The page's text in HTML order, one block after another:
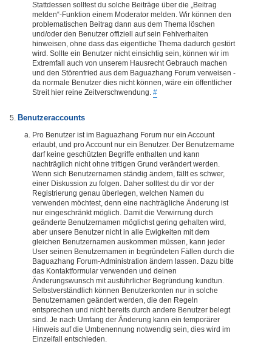
Stattdessen solltest du solche Beiträge über die „Beitrag
melden“-Funktion einem Moderator melden. Wir können den
problematischen Beitrag dann aus dem Thema löschen
und/oder den Benutzer offiziell auf sein Fehlverhalten
hinweisen, ohne dass das eigentliche Thema dadurch gestört
wird. Sollte ein Benutzer nicht einsichtig sein, können wir im
Extremfall auch von unserem Hausrecht Gebrauch machen
und den Störenfried aus dem Baguazhang Forum verweisen -
da normale Benutzer dies nicht können, wäre ein öffentlicher
Streit hier reine Zeitverschwendung. #
Benutzeraccounts
Pro Benutzer ist im Baguazhang Forum nur ein Account
erlaubt, und pro Account nur ein Benutzer. Der Benutzername
darf keine geschützten Begriffe enthalten und kann
nachträglich nicht ohne triftigen Grund verändert werden.
Wenn sich Benutzernamen ständig ändern, fällt es schwer,
einer Diskussion zu folgen. Daher solltest du dir vor der
Registrierung genau überlegen, welchen Namen du
verwenden möchtest, denn eine nachträgliche Änderung ist
nur eingeschränkt möglich. Damit die Verwirrung durch
geänderte Benutzernamen möglichst gering gehalten wird,
aber unsere Benutzer nicht in alle Ewigkeiten mit dem
gleichen Benutzernamen auskommen müssen, kann jeder
User seinen Benutzernamen in begründeten Fällen durch die
Baguazhang Forum-Administration ändern lassen. Dazu bitte
das Kontaktformular verwenden und deinen
Änderungswunsch mit ausführlicher Begründung kundtun.
Selbstverständlich können Benutzerkonten nur in solche
Benutzernamen geändert werden, die den Regeln
entsprechen und nicht bereits durch andere Benutzer belegt
sind. Je nach Umfang der Änderung kann ein temporärer
Hinweis auf die Umbenennung notwendig sein, dies wird im
Einzelfall entschieden.